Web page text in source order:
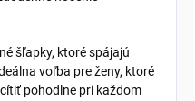
šľapky, ktoré spájajú
voľba pre ženy, ktoré
pohodlne pri každom